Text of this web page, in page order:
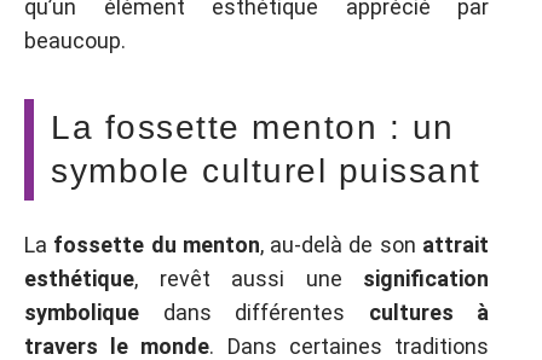
qu’un élément esthétique apprécié par
beaucoup.
La fossette menton : un
symbole culturel puissant
La fossette du menton, au-delà de son attrait
esthétique, revêt aussi une signification
symbolique dans différentes cultures à
travers le monde. Dans certaines traditions